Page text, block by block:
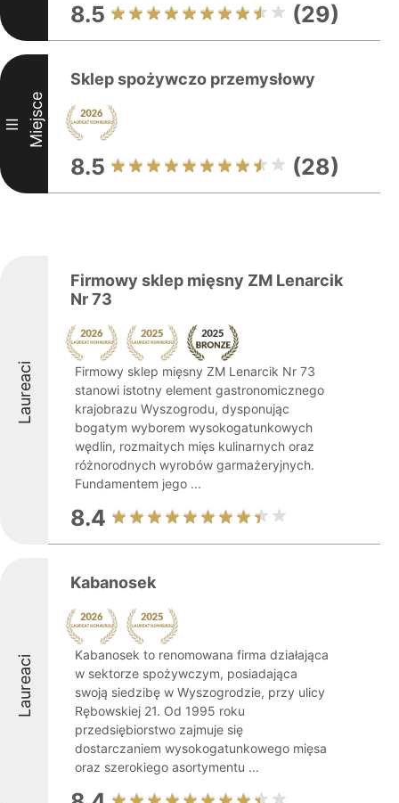
8.5 (29)
III Miejsce
Sklep spożywczo przemysłowy
8.5 (28)
Laureaci
Firmowy sklep mięsny ZM Lenarcik
Nr 73
Firmowy sklep mięsny ZM Lenarcik Nr 73
stanowi istotny element gastronomicznego
krajobrazu Wyszogrodu, dysponując
bogatym wyborem wysokogatunkowych
wędlin, rozmaitych mięs kulinarnych oraz
różnorodnych wyrobów garmażeryjnych.
Fundamentem jego ...
8.4
Laureaci
Kabanosek
Kabanosek to renomowana firma działająca
w sektorze spożywczym, posiadająca
swoją siedzibę w Wyszogrodzie, przy ulicy
Rębowskiej 21. Od 1995 roku
przedsiębiorstwo zajmuje się
dostarczaniem wysokogatunkowego mięsa
oraz szerokiego asortymentu ...